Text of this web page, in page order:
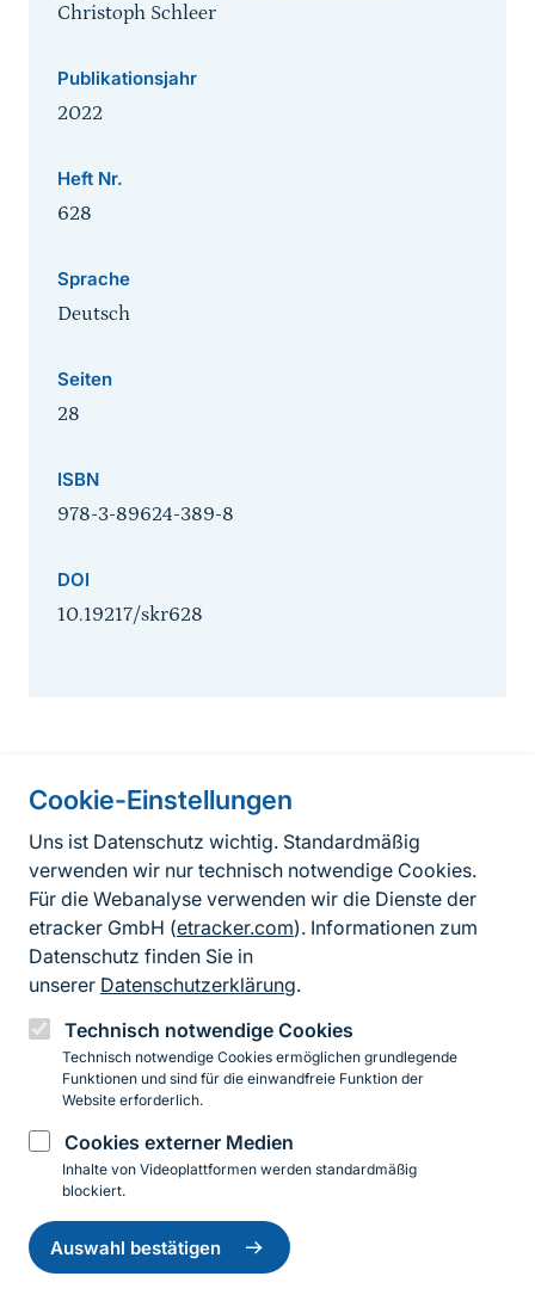
Cookie-Einstellungen
Uns ist Datenschutz wichtig. Standardmäßig
verwenden wir nur technisch notwendige Cookies.
Für die Webanalyse verwenden wir die Dienste der
etracker GmbH (etracker.com). Informationen zum
Datenschutz finden Sie in
unserer Datenschutzerklärung.
Technisch notwendige Cookies
Technisch notwendige Cookies ermöglichen grundlegende
Funktionen und sind für die einwandfreie Funktion der
Website erforderlich.
Cookies externer Medien
Inhalte von Videoplattformen werden standardmäßig
blockiert.
Auswahl bestätigen
Einwilligung
zurückziehen
Christoph Schleer
Publikationsjahr
2022
Heft Nr.
628
Sprache
Deutsch
Seiten
28
ISBN
978-3-89624-389-8
DOI
10.19217/skr628
Informationen zur Seite
FußzeileKontakt zum BfN
Kontaktformular
Erklärung zur Barrierefreiheit
Impressum
Datenschutz
InstagramFacebookYouTubeLinkedIn
© 2026 Bundesamt für Naturschutz